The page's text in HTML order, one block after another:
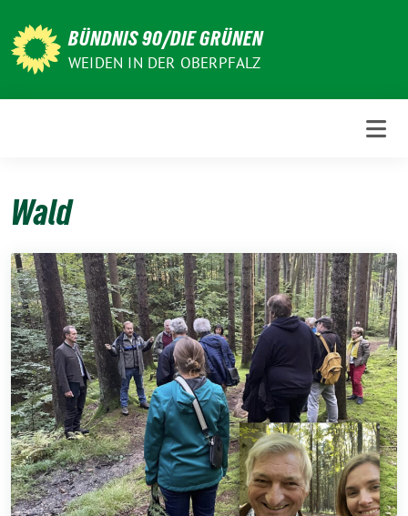
zum
Inhalt
BÜNDNIS 90/DIE GRÜNEN
WEIDEN IN DER OBERPFALZ
Wald